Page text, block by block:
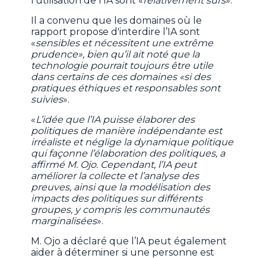
Il a convenu que les domaines où le
rapport propose d'interdire l’IA sont
«sensibles et nécessitent une extrême
prudence», bien qu’il ait noté que la
technologie pourrait toujours être utile
dans certains de ces domaines «si des
pratiques éthiques et responsables sont
suivies».
«L’idée que l’IA puisse élaborer des
politiques de manière indépendante est
irréaliste et néglige la dynamique politique
qui façonne l’élaboration des politiques, a
affirmé M. Ojo. Cependant, l’IA peut
améliorer la collecte et l’analyse des
preuves, ainsi que la modélisation des
impacts des politiques sur différents
groupes, y compris les communautés
marginalisées».
M. Ojo a déclaré que l’IA peut également
aider à déterminer si une personne est